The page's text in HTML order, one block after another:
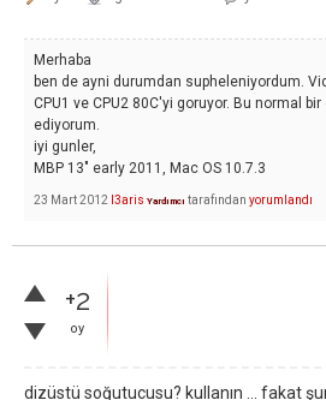
Merhaba
ben de ayni durumdan supheleniyordum.
CPU1 ve CPU2 80C'yi goruyor. Bu normal
ediyorum.
iyi gunler,
MBP 13" early 2011, Mac OS 10.7.3
23 Mart 2012 I3aris Yardımcı tarafından yorumlandı
+2
oy
dizüstü soğutucusu? kullanın ... fakat